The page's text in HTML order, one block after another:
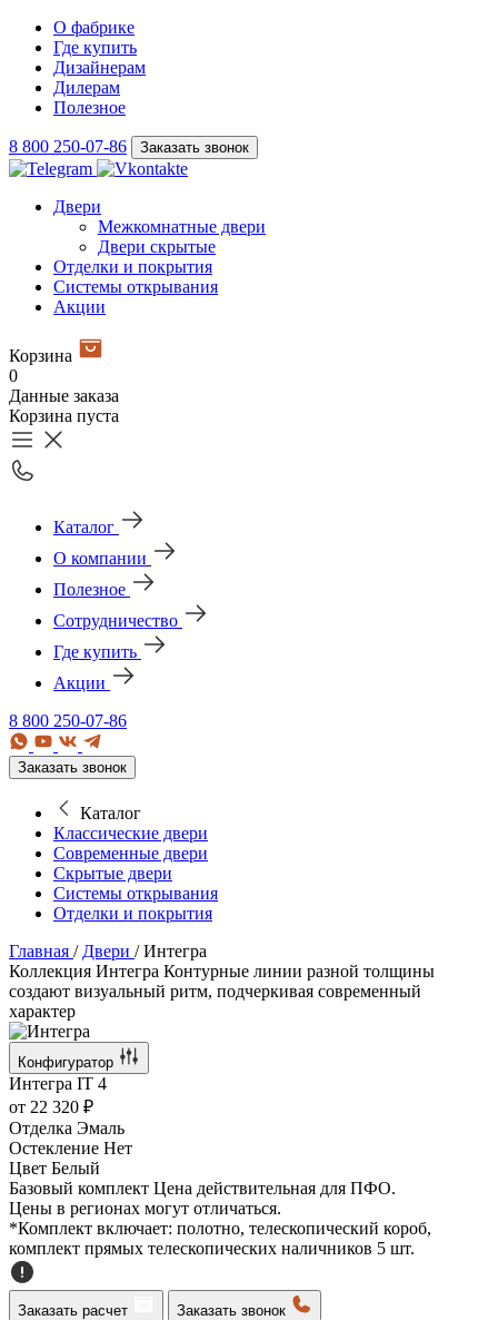
О фабрике
Где купить
Дизайнерам
Дилерам
Полезное
8 800 250-07-86 Заказать звонок
Двери
Межкомнатные двери
Двери скрытые
Отделки и покрытия
Системы открывания
Акции
Корзина
0
Данные заказа
Корзина пуста
Каталог
О компании
Полезное
Сотрудничество
Где купить
Акции
8 800 250-07-86
Заказать звонок
Каталог
Классические двери
Современные двери
Скрытые двери
Системы открывания
Отделки и покрытия
Главная / Двери / Интегра
Коллекция Интегра Контурные линии разной толщины
создают визуальный ритм, подчеркивая современный
характер
Конфигуратор
Интегра IT 4
от 22 320 ₽
Отделка Эмаль
Остекление Нет
Цвет Белый
Базовый комплект Цена действительная для ПФО.
Цены в регионах могут отличаться.
*Комплект включает: полотно, телескопический короб,
комплект прямых телескопических наличников 5 шт.
Заказать расчет Заказать звонок